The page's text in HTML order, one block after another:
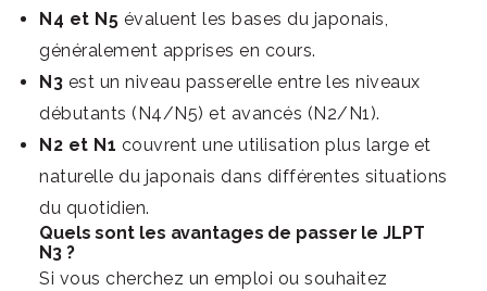
N4 et N5 évaluent les bases du japonais,
généralement apprises en cours.
N3 est un niveau passerelle entre les niveaux
débutants (N4/N5) et avancés (N2/N1).
N2 et N1 couvrent une utilisation plus large et
naturelle du japonais dans différentes situations
du quotidien.
Quels sont les avantages de passer le JLPT
N3 ?
Si vous cherchez un emploi ou souhaitez